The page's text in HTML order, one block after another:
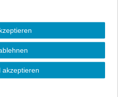
gewünschte Tieferlegung
in Verbindung mit
Federtellers haben Sie die
im geprüften Bereich individuell
akzeptieren